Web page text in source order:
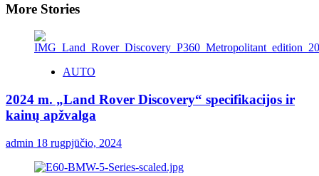
More Stories
AUTO
2024 m. „Land Rover Discovery“ specifikacijos ir
kainų apžvalga
admin 18 rugpjūčio, 2024